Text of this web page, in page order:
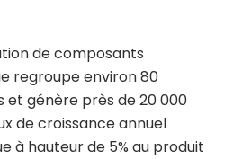
de composants
regroupe environ 80
et génère près de 20 000
de croissance annuel
à hauteur de 5% au produit